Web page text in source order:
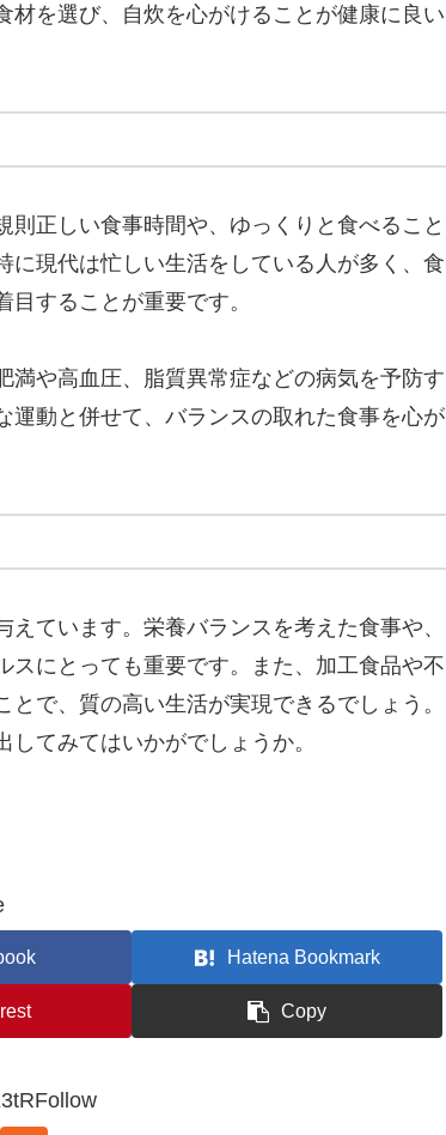
を選び、自炊を心がけることが健康に良い
正しい食事時間や、ゆっくりと食べること
現代は忙しい生活をしている人が多く、食
することが重要です。
や高血圧、脂質異常症などの病気を予防す
運動と併せて、バランスの取れた食事を心が
ています。栄養バランスを考えた食事や、
にとっても重要です。また、加工食品や不
で、質の高い生活が実現できるでしょう。
てみてはいかがでしょうか。
Hatena Bookmark
Copy